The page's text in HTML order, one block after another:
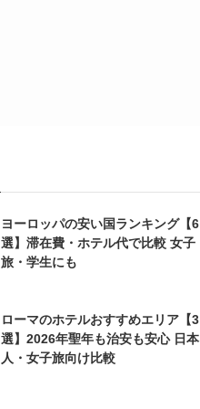
ヨーロッパの安い国ランキング【6
選】滞在費・ホテル代で比較 女子
旅・学生にも
ローマのホテルおすすめエリア【3
選】2026年聖年も治安も安心 日本
人・女子旅向け比較